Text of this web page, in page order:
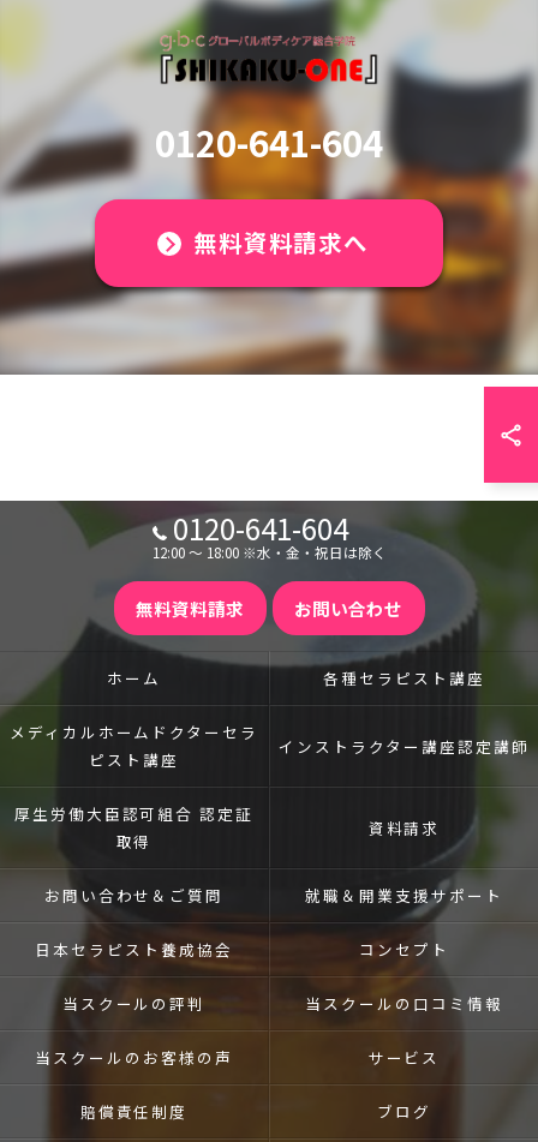
0120-641-604
無料資料請求へ
0120-641-604
12:00 〜 18:00 ※水・金・祝日は除く
無料資料請求 お問い合わせ
ホーム 各種セラピスト講座
メディカルホームドクター セラ
ピスト講座
インストラクター講座認定講師
厚生労働大臣認可組合 認定証
取得
資料請求
お問い合わせ＆ご質問 就職＆開業支援サポート
日本セラピスト養成協会 コンセプト
当スクールの評判 当スクールの口コミ情報
当スクールのお客様の声 サービス
賠償責任制度 ブログ